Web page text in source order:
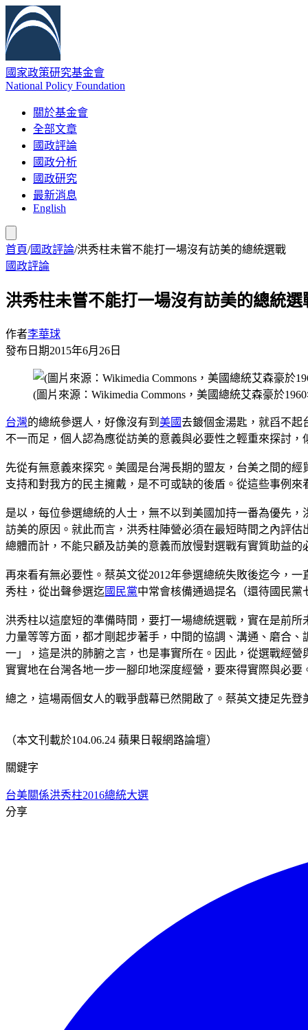
國家政策研究基金會
National Policy Foundation
關於基金會
全部文章
國政評論
國政分析
國政研究
最新消息
English
首頁/國政評論/洪秀柱未嘗不能打一場沒有訪美的總統選戰
國政評論
洪秀柱未嘗不能打一場沒有訪美的總統選
作者李華球
發布日期2015年6月26日
(圖片來源：Wikimedia Commons，美國總統艾森豪於
台灣的總統參選人，好像沒有到 美國去鍍個金湯匙，就舀不起
不一而足，個人認為應從訪美的意義與必要性之輕重來探討，
先從有無意義來探究。美國是台灣長期的盟友，台美之間的
支持和對我方的民主擁戴，是不可或缺的後盾。從這些事例來
是以，每位參選總統的人士，無不以到美國加持一番為優先
訪美的原因。就此而言，洪秀柱陣營必須在最短時間之內評
總體而計，不能只顧及訪美的意義而放慢對選戰有實質助益
再來看有無必要性。蔡英文從2012年參選總統失敗後迄今，
秀柱，從出聲參選迄 國民黨中常會核備通過提名（還待國民
洪秀柱以這麼短的準備時間，要打一場總統選戰，實在是前
力量等等方面，都才剛起步著手，中間的協調、溝通、磨合
一」，這是洪的肺腑之言，也是事實所在。因此，從選戰經
實實地在台灣各地一步一腳印地深度經營，要來得實際與必要
總之，這場兩個女人的戰爭戲幕已然開啟了。蔡英文捷足先
（本文刊載於104.06.24 蘋果日報網路論壇）
關鍵字
台美關係洪秀柱2016總統大選
分享